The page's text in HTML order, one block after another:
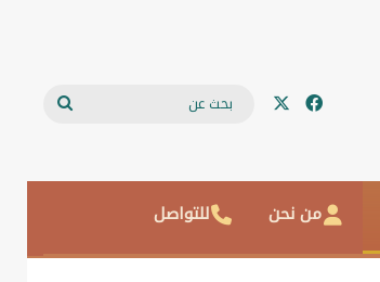
فيسبوك
من نحن للتواصل